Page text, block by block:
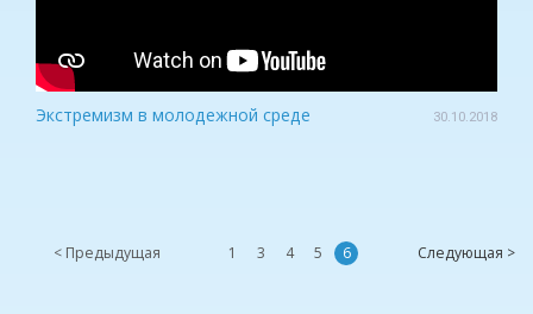
Экстремизм в молодежной среде 30.10.2018
< Предыдущая 1 3 4 5 6 Следующая >